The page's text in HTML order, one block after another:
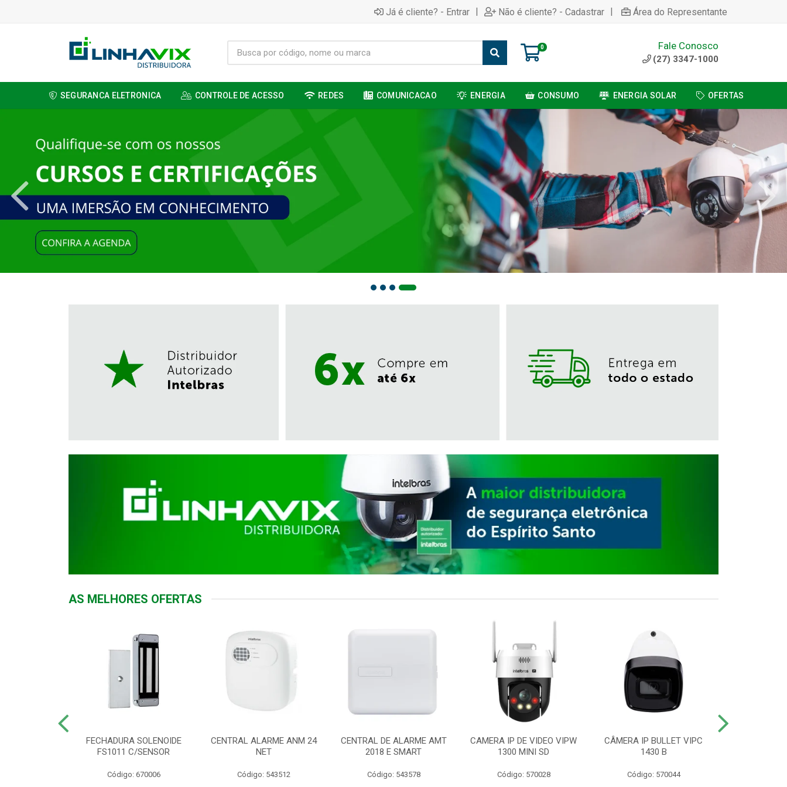
Já é cliente? - Entrar | Não é cliente? - Cadastrar | Área do Representante
0 Fale Conosco
(27) 3347-1000
SEGURANCA ELETRONICA CONTROLE DE ACESSO REDES COMUNICACAO ENERGIA CONSUMO ENERGIA SOLAR OFERTAS
AS MELHORES OFERTAS
FECHADURA SOLENOIDE
FS1011 C/SENSOR
Código: 670006
CENTRAL ALARME ANM 24
NET
Código: 543512
CENTRAL DE ALARME AMT
2018 E SMART
Código: 543578
CAMERA IP DE VIDEO VIPW
1300 MINI SD
Código: 570028
CÂMERA IP BULLET VIPC
1430 B
Código: 570044